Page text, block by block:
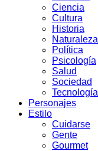
Ciencia
Cultura
Historia
Naturaleza
Política
Psicología
Salud
Sociedad
Tecnología
Personajes
Estilo
Cuidarse
Gente
Gourmet